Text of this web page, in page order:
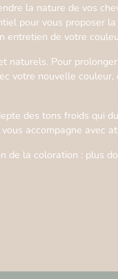
la nature de vos
pour vous proposer
entretien de votre
naturels. Pour
votre nouvelle
des tons froids qui
accompagne avec
de la coloration : plus